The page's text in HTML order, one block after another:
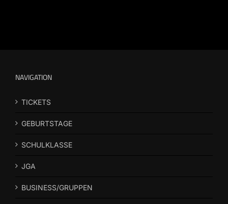
NAVIGATION
TICKETS
GEBURTSTAGE
SCHULKLASSE
JGA
BUSINESS/GRUPPEN